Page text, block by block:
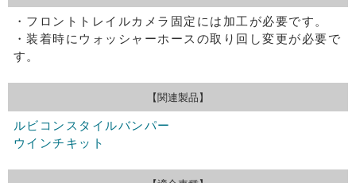
・フロントトレイルカメラ固定には加工が必要です。
・装着時にウォッシャーホースの取り回し変更が必要で
す。
【関連製品】
ルビコンスタイルバンパー
ウインチキット